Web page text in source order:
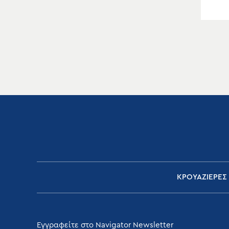
ΚΡΟΥΑΖΙΕΡΕΣ
Εγγραφείτε στο Navigator Newsletter